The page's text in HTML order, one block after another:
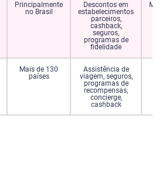
Principalmente
no Brasil
Descontos em
estabelecimentos
parceiros,
cashback,
seguros,
programas de
fidelidade
Mais de 130
países
Assistência de
viagem, seguros,
programas de
recompensas,
concierge,
cashback